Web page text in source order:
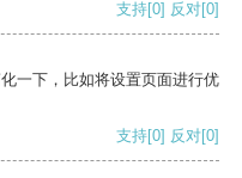
支持[0] 反对[0]
一下，比如将设置页面进行优
支持[0] 反对[0]